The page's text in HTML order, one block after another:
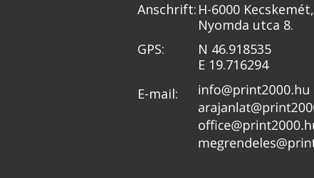
Anschrift: H-6000 Kecskemét,
Nyomda utca 8.
GPS:
N 46.918535
E 19.716294
E-mail: